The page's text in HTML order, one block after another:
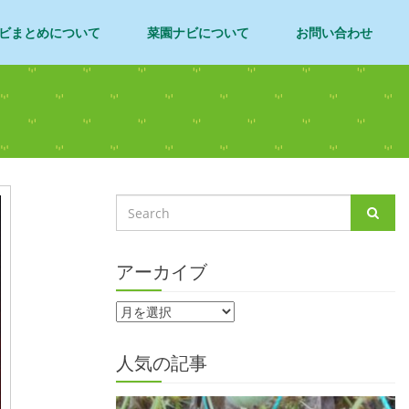
まとめについて 菜園ナビについて お問い合わせ
アーカイブ
人気の記事